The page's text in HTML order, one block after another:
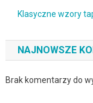
Klasyczne wzory
NAJNOWSZE
Brak komentarzy do